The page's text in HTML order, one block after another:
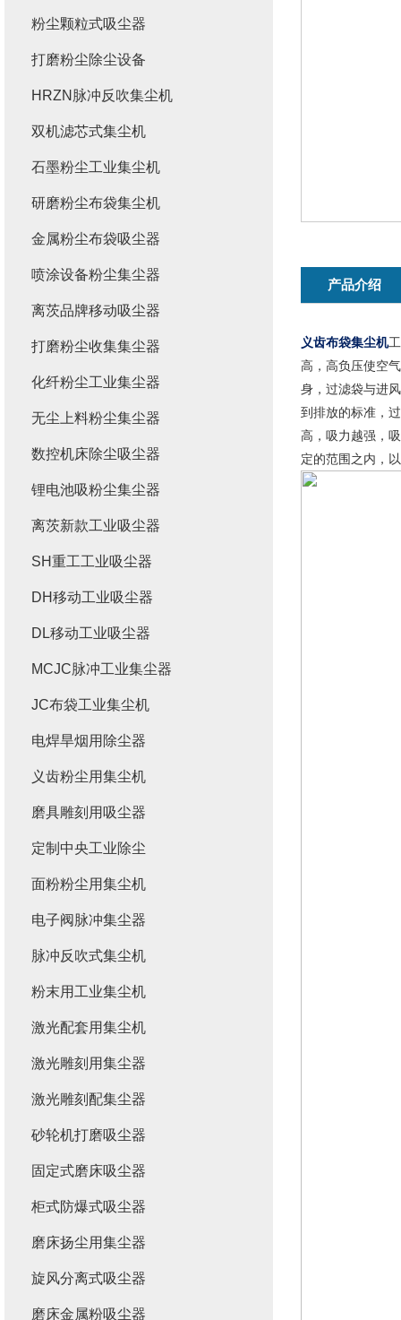
产品介绍
义齿布袋集尘机
高，高负压使空
身，过滤袋与进
到排放的标准，
高，吸力越强，
定的范围之内，
粉尘颗粒式吸尘器
打磨粉尘除尘设备
HRZN脉冲反吹集尘机
双机滤芯式集尘机
石墨粉尘工业集尘机
研磨粉尘布袋集尘机
金属粉尘布袋吸尘器
喷涂设备粉尘集尘器
离茨品牌移动吸尘器
打磨粉尘收集集尘器
化纤粉尘工业集尘器
无尘上料粉尘集尘器
数控机床除尘吸尘器
锂电池吸粉尘集尘器
离茨新款工业吸尘器
SH重工工业吸尘器
DH移动工业吸尘器
DL移动工业吸尘器
MCJC脉冲工业集尘器
JC布袋工业集尘机
电焊旱烟用除尘器
义齿粉尘用集尘机
磨具雕刻用吸尘器
定制中央工业除尘
面粉粉尘用集尘机
电子阀脉冲集尘器
脉冲反吹式集尘机
粉末用工业集尘机
激光配套用集尘机
激光雕刻用集尘器
激光雕刻配集尘器
砂轮机打磨吸尘器
固定式磨床吸尘器
柜式防爆式吸尘器
磨床扬尘用集尘器
旋风分离式吸尘器
磨床金属粉吸尘器